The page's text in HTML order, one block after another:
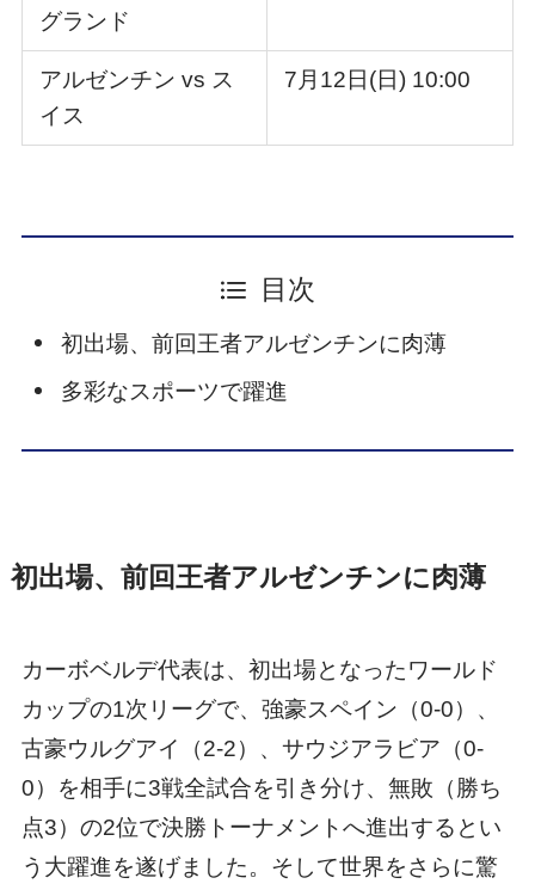
グランド
アルゼンチン vs ス
イス
7月12日(日) 10:00
目次
初出場、前回王者アルゼンチンに肉薄
多彩なスポーツで躍進
初出場、前回王者アルゼンチンに肉薄
カーボベルデ代表は、初出場となったワールド
カップの1次リーグで、強豪スペイン（0-0）、
古豪ウルグアイ（2-2）、サウジアラビア（0-
0）を相手に3戦全試合を引き分け、無敗（勝ち
点3）の2位で決勝トーナメントへ進出するとい
う大躍進を遂げました。そして世界をさらに驚